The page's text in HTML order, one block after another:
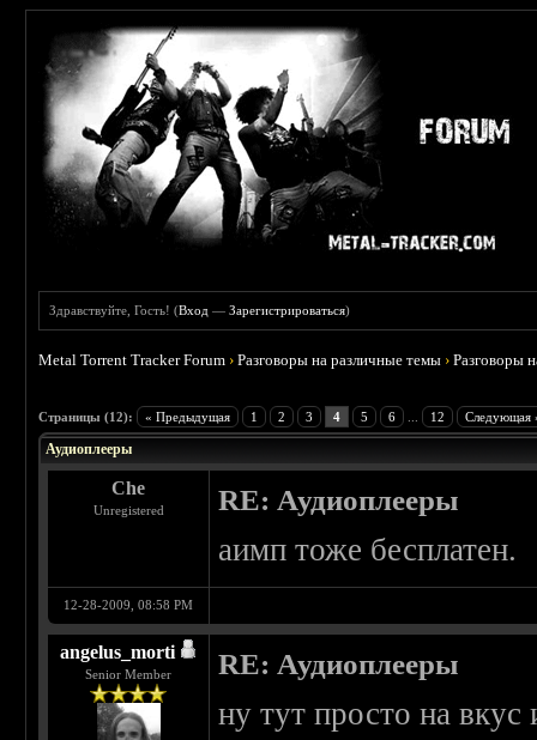
Здравствуйте, Гость! (Вход —Зарегистрироваться)
Metal Torrent Tracker Forum ›Разговоры на различные темы ›Разговоры
Страницы (12): « Предыдущая 1 2 3 4 5 6 12 Следующая
Аудиоплееры
Che
Unregistered RE: Аудиоплееры
аимп тоже бесплатен.
12-28-2009, 08:58 PM
angelus_morti
Senior Member RE: Аудиоплееры
ну тут просто на